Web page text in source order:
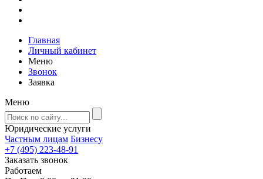
Главная
Личный кабинет
Меню
Звонок
Заявка
Меню
Юридические услуги
Частным лицам Бизнесу
+7 (495) 223-48-91
Заказать звонок
Работаем